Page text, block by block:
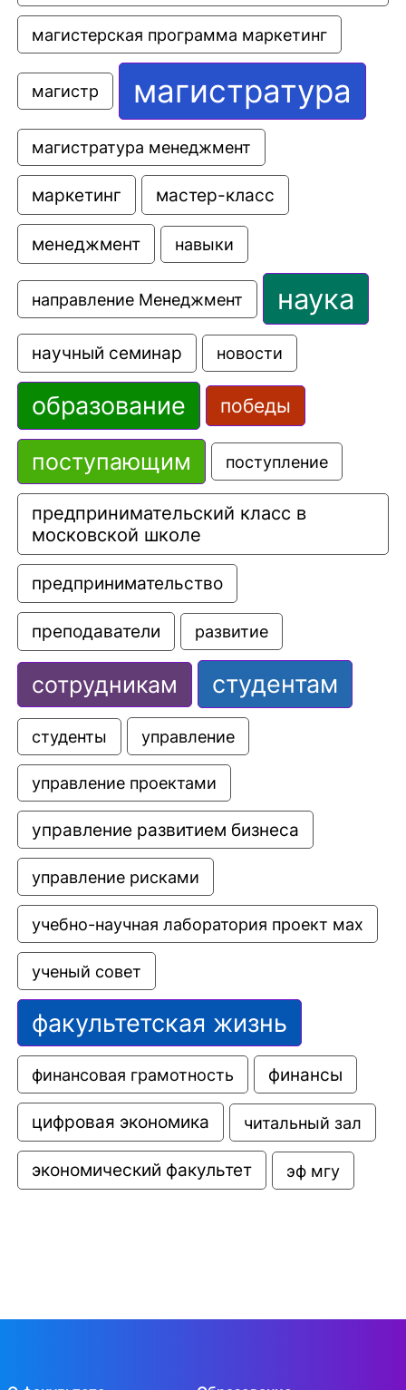
магистерская программа маркетинг
магистр магистратура
магистратура менеджмент
маркетинг мастер-класс
менеджмент навыки
направление Менеджмент наука
научный семинар новости
образование победы
поступающим поступление
предпринимательский класс в
московской школе
предпринимательство
преподаватели развитие
сотрудникам студентам
студенты управление
управление проектами
управление развитием бизнеса
управление рисками
учебно-научная лаборатория проект мах
ученый совет
факультетская жизнь
финансовая грамотность финансы
цифровая экономика читальный зал
экономический факультет эф мгу